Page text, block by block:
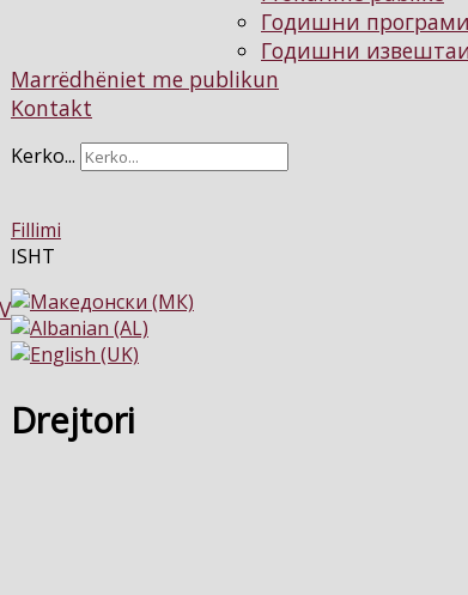
Годишни програми
Годишни
Marrëdhëniet me publikun
Kontakt
Kerko...
Fillimi
ISHT
Drejtori